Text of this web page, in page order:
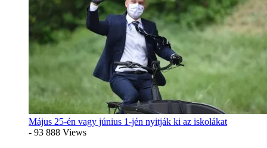
Május 25-én vagy június 1-jén nyitják ki az iskolákat
- 93 888 Views